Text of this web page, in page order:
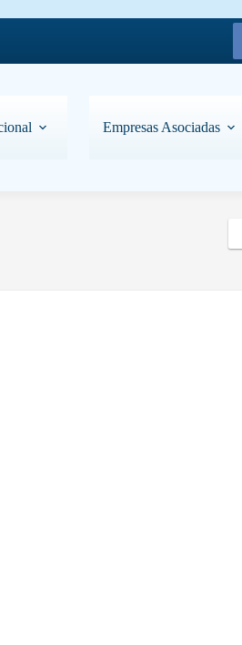
Empresas Asociadas